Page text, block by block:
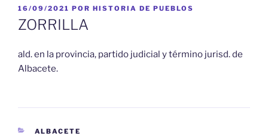
PUBLICADO
EL
16/09/2021 POR HISTORIA DE PUEBLOS
ZORRILLA
ald. en la provincia, partido judicial y término jurisd. de
Albacete.
CATEGORÍAS
ALBACETE